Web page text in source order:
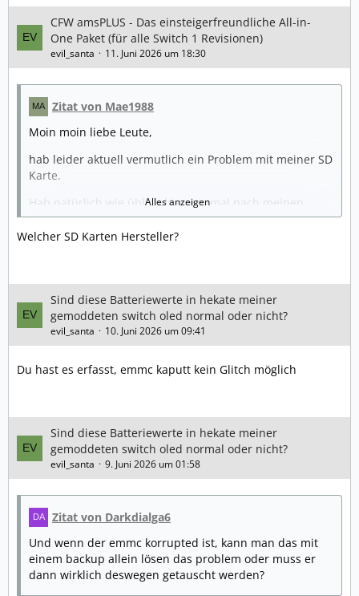
CFW amsPLUS - Das einsteigerfreundliche All-in-
One Paket (für alle Switch 1 Revisionen)
evil_santa 11. Juni 2026 um 18:30
Zitat von Mae1988
Moin moin liebe Leute,
hab leider aktuell vermutlich ein Problem mit meiner SD
Karte.
Hab natürlich wie üblich hier erstmal nach meinen
Problem gesucht, aber leider nur zum Teil das Problem
so schon einmal gefunden wie ich es habe.
dauert kopieren von der Karte sehr lange. Das sollte ja
so wie ich gelesen habe, dass typische Symptome sein.
Was bei mir aber jetzt noch dazu kommt, ist, wenn ich
einfriert
Lg.
Alles anzeigen
Welcher SD Karten Hersteller?
Sind diese Batteriewerte in hekate meiner
gemoddeten switch oled normal oder nicht?
evil_santa 10. Juni 2026 um 09:41
Du hast es erfasst, emmc kaputt kein Glitch möglich
Sind diese Batteriewerte in hekate meiner
gemoddeten switch oled normal oder nicht?
evil_santa 9. Juni 2026 um 01:58
Zitat von Darkdialga6
Und wenn der emmc korrupted ist, kann man das mit
einem backup allein lösen das problem oder muss er
dann wirklich deswegen getauscht werden?